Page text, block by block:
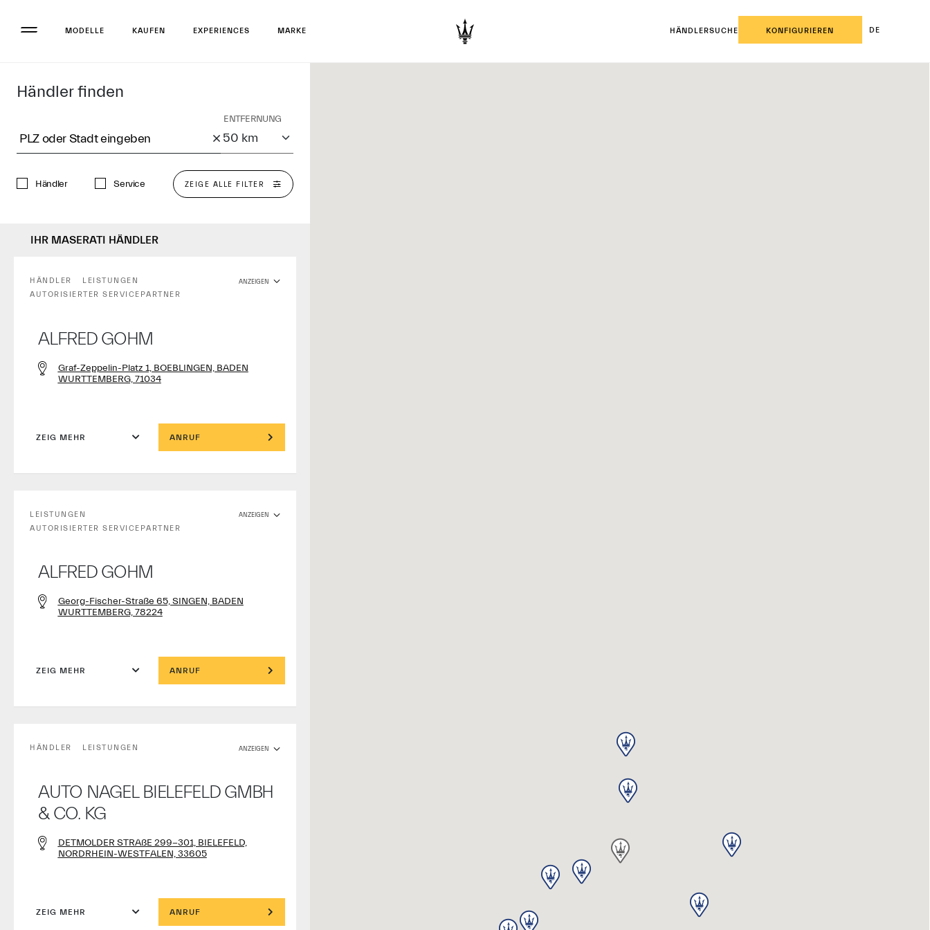
MODELLE KAUFEN EXPERIENCES MARKE HÄNDLERSUCHE KONFIGURIEREN DE
Händler finden
PLZ oder Stadt eingeben
ENTFERNUNG
Händler Service ZEIGE ALLE FILTER
IHR MASERATI HÄNDLER
ANZEIGEN
HÄNDLER
LEISTUNGEN
AUTORISIERTER SERVICEPARTNER
ALFRED GOHM
Graf-Zeppelin-Platz 1, BOEBLINGEN, BADEN
WURTTEMBERG, 71034
ZEIG MEHR ANRUF
ANZEIGEN
LEISTUNGEN
AUTORISIERTER SERVICEPARTNER
ALFRED GOHM
Georg-Fischer-Straße 65, SINGEN, BADEN
WURTTEMBERG, 78224
ZEIG MEHR ANRUF
ANZEIGEN
HÄNDLER LEISTUNGEN
AUTO NAGEL BIELEFELD GMBH
& CO. KG
DETMOLDER STRAßE 299-301, BIELEFELD,
NORDRHEIN-WESTFALEN, 33605
ZEIG MEHR ANRUF